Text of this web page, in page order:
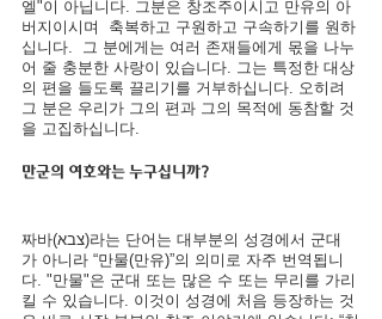
엘"이 아닙니다. 그분은 창조주이시고 만유의 아
버지이시며  축복하고 구원하고 구속하기를 원하
십니다.  그 분에게는 여러 존재들에게 몫을 나누
어 줄 충분한 사랑이 있습니다. 그는 특정한 대상
의 편을 들도록 끌리기를 거부하십니다. 오히려
그 분은 우리가 그의 편과 그의 목적에 동참할 것
을 고집하십니다.
만군의 여호와는 누구십니까?
짜바(צבא)라는 단어는 대부분의 성경에서 군대
가 아니라 “만물(만유)”의 의미로 자주 번역됩니
다. "만물"은 군대 또는 많은 수 또는 무리를 가리
킬 수 있습니다. 이것이 성경에 처음 등장하는 것